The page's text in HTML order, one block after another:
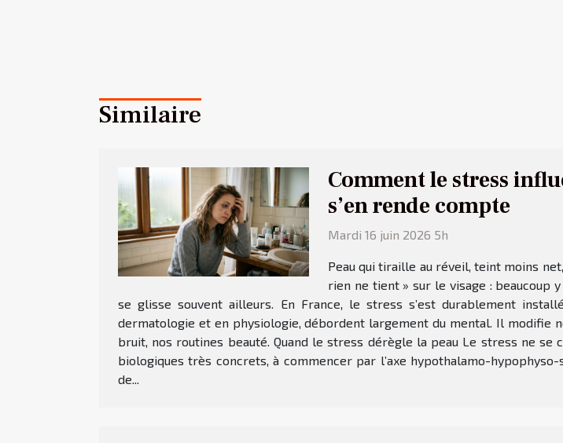
Similaire
Comment le stress
s’en rende compte
Mardi 16 juin 2026 5h
Peau qui tiraille au réveil, teint moins
rien ne tient » sur le visage : beaucoup
se glisse souvent ailleurs. En France, le stress s’est durablement
dermatologie et en physiologie, débordent largement du mental. Il modifie
bruit, nos routines beauté. Quand le stress dérègle la peau Le stress ne
biologiques très concrets, à commencer par l’axe hypothalamo-
de...